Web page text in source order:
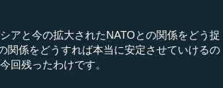
アと今の拡大されたNATOとの関係をどう捉
関係をどうすれば本当に安定させていけるの
回残ったわけです。